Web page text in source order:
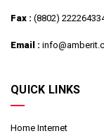
Fax : (8802)
Email :
QUICK LINKS
Home Internet